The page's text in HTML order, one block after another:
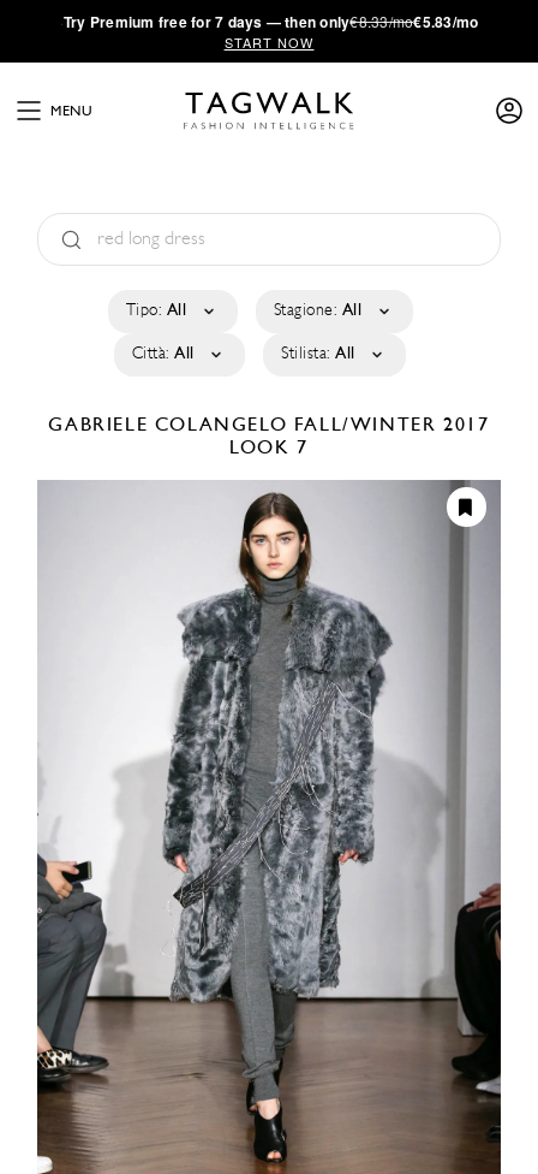
·Try Premium free for 7 days — then only€8.33/mo€5.83/mo
START NOW
MENU
Tipo: All Stagione: All
Città: All Stilista: All
GABRIELE COLANGELO FALL/WINTER 2017
LOOK 7